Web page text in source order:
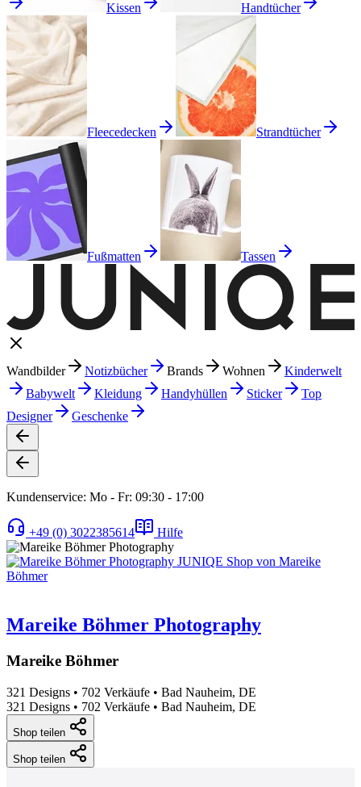
Kissen Handtücher
Fleecedecken Strandtücher
Fußmatten Tassen
Wandbilder Notizbücher Brands Wohnen
Kinderwelt
Babywelt
Kleidung Handyhüllen Sticker
Top
Designer
Geschenke
Kundenservice: Mo - Fr: 09:30 - 17:00
+49 (0) 3022385614 Hilfe
Mareike Böhmer Photography
Mareike Böhmer
321 Designs • 702 Verkäufe • Bad Nauheim, DE
321 Designs • 702 Verkäufe • Bad Nauheim, DE
Shop teilen
Shop teilen